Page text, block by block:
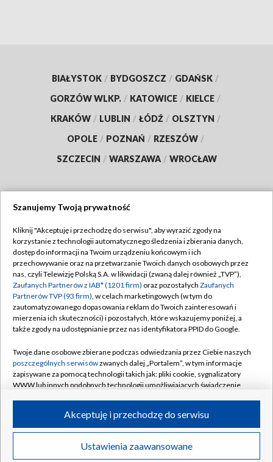
BIAŁYSTOK / BYDGOSZCZ / GDAŃSK /
GORZÓW WLKP. / KATOWICE / KIELCE /
KRAKÓW / LUBLIN / ŁÓDŹ / OLSZTYN /
OPOLE / POZNAŃ / RZESZÓW /
SZCZECIN / WARSZAWA / WROCŁAW
TVP
Abonament TVP
Emisja w TVP
Centrum informacji TVP
Naziemna Telewizja Cyfrowa
Rada Programowa
System NOS
Informacje o nadawcy
Program dla prasy
Ogłoszenie przetargowe
Regulamin TVP
Polityka prywatności
Moje zgody
Pomoc
Kontakt
Kanały
©2026 Telewizja Polska S.A. w likwidacji
Szanujemy Twoją prywatność
Kliknij "Akceptuję i przechodzę do serwisu", aby wyrazić zgody na
korzystanie z technologii automatycznego śledzenia i zbierania danych,
dostęp do informacji na Twoim urządzeniu końcowym i ich
przechowywanie oraz na przetwarzanie Twoich danych osobowych przez
nas, czyli Telewizję Polską S.A. w likwidacji (zwaną dalej również „TVP”),
Zaufanych Partnerów z IAB* (1201 firm) oraz pozostałych Zaufanych
Partnerów TVP (93 firm), w celach marketingowych (w tym do
zautomatyzowanego dopasowania reklam do Twoich zainteresowań i
mierzenia ich skuteczności) i pozostałych, które wskazujemy poniżej, a
także zgody na udostępnianie przez nas identyfikatora PPID do Google.
Twoje dane osobowe zbierane podczas odwiedzania przez Ciebie naszych
poszczególnych serwisówzwanych dalej „Portalem”, w tym informacje
zapisywane za pomocą technologii takich jak: pliki cookie, sygnalizatory
WWW lub innych podobnych technologii umożliwiających świadczenie
ruchu w Internecie.
Twoje dane osobowe zbierane podczas odwiedzania przez Ciebie
poszczególnych serwisówna Portalu, takie jak adresy IP, identyfikatory
Ustawienia zaawansowane
Akceptuję i przechodzę do serwisu